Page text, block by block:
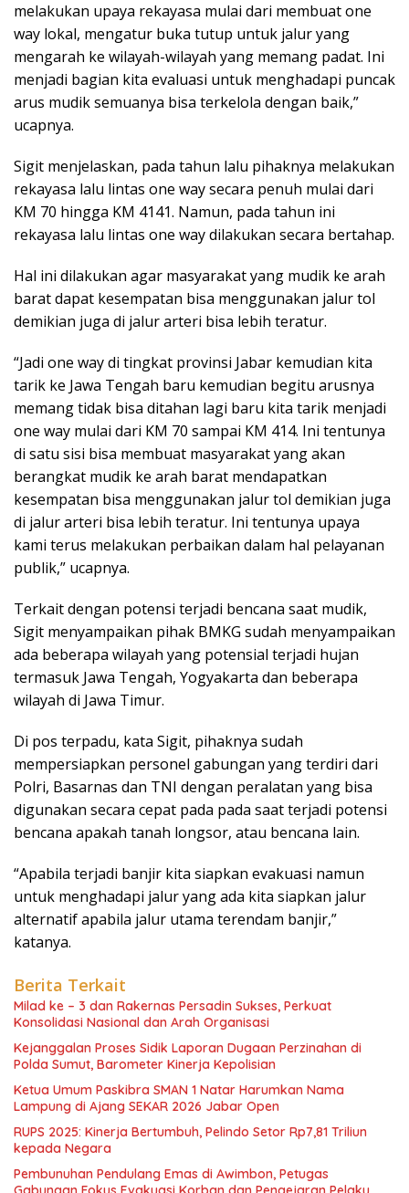
melakukan upaya rekayasa mulai dari membuat one
way lokal, mengatur buka tutup untuk jalur yang
mengarah ke wilayah-wilayah yang memang padat. Ini
menjadi bagian kita evaluasi untuk menghadapi puncak
arus mudik semuanya bisa terkelola dengan baik,”
ucapnya.
Sigit menjelaskan, pada tahun lalu pihaknya melakukan
rekayasa lalu lintas one way secara penuh mulai dari
KM 70 hingga KM 4141. Namun, pada tahun ini
rekayasa lalu lintas one way dilakukan secara bertahap.
Hal ini dilakukan agar masyarakat yang mudik ke arah
barat dapat kesempatan bisa menggunakan jalur tol
demikian juga di jalur arteri bisa lebih teratur.
“Jadi one way di tingkat provinsi Jabar kemudian kita
tarik ke Jawa Tengah baru kemudian begitu arusnya
memang tidak bisa ditahan lagi baru kita tarik menjadi
one way mulai dari KM 70 sampai KM 414. Ini tentunya
di satu sisi bisa membuat masyarakat yang akan
berangkat mudik ke arah barat mendapatkan
kesempatan bisa menggunakan jalur tol demikian juga
di jalur arteri bisa lebih teratur. Ini tentunya upaya
kami terus melakukan perbaikan dalam hal pelayanan
publik,” ucapnya.
Terkait dengan potensi terjadi bencana saat mudik,
Sigit menyampaikan pihak BMKG sudah menyampaikan
ada beberapa wilayah yang potensial terjadi hujan
termasuk Jawa Tengah, Yogyakarta dan beberapa
wilayah di Jawa Timur.
Di pos terpadu, kata Sigit, pihaknya sudah
mempersiapkan personel gabungan yang terdiri dari
Polri, Basarnas dan TNI dengan peralatan yang bisa
digunakan secara cepat pada pada saat terjadi potensi
bencana apakah tanah longsor, atau bencana lain.
“Apabila terjadi banjir kita siapkan evakuasi namun
untuk menghadapi jalur yang ada kita siapkan jalur
alternatif apabila jalur utama terendam banjir,”
katanya.
Berita Terkait
Milad ke – 3 dan Rakernas Persadin Sukses, Perkuat
Konsolidasi Nasional dan Arah Organisasi
Kejanggalan Proses Sidik Laporan Dugaan Perzinahan di
Polda Sumut, Barometer Kinerja Kepolisian
Ketua Umum Paskibra SMAN 1 Natar Harumkan Nama
Lampung di Ajang SEKAR 2026 Jabar Open
RUPS 2025: Kinerja Bertumbuh, Pelindo Setor Rp7,81 Triliun
kepada Negara
Pembunuhan Pendulang Emas di Awimbon, Petugas